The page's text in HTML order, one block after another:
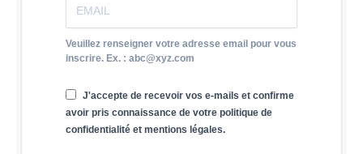
Veuillez renseigner votre adresse email pour vous
inscrire. Ex. : abc@xyz.com
J'accepte de recevoir vos e-mails et confirme
avoir pris connaissance de votre politique de
confidentialité et mentions légales.